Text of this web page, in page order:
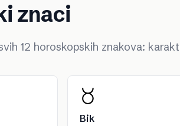
znaci
12 horoskopskih znakova:
Bik